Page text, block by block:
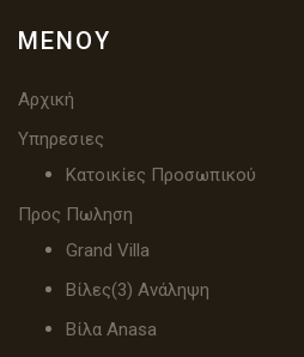
ΜΕΝΟΎ
Αρχική
Υπηρεσιες
Κατοικίες Προσωπικού
Προς Πωληση
Grand Villa
Βίλες(3) Ανάληψη
Βίλα Anasa